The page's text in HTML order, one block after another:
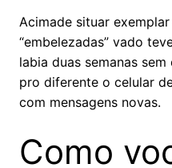
Acimade situar
“embelezadas” vado
labia duas semanas
pro diferente o celular
com mensagens novas.
Como